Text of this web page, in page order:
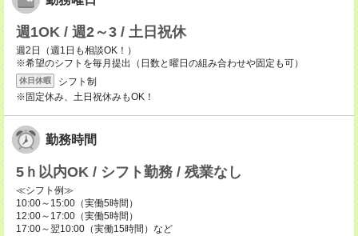
週1OK / 週2～3 / 土日祝休
週2日（週1日も相談OK！）
※希望のシフトを毎月提出（日数と曜日の組み合わせや固定も可）
休日休暇
シフト制
※固定休み、土日祝休みもOK！
勤務時間
5ｈ以内OK / シフト勤務 / 残業なし
≪シフト例≫
10:00～15:00（実働5時間）
12:00～17:00（実働5時間）
17:00～翌10:00（実働15時間）など